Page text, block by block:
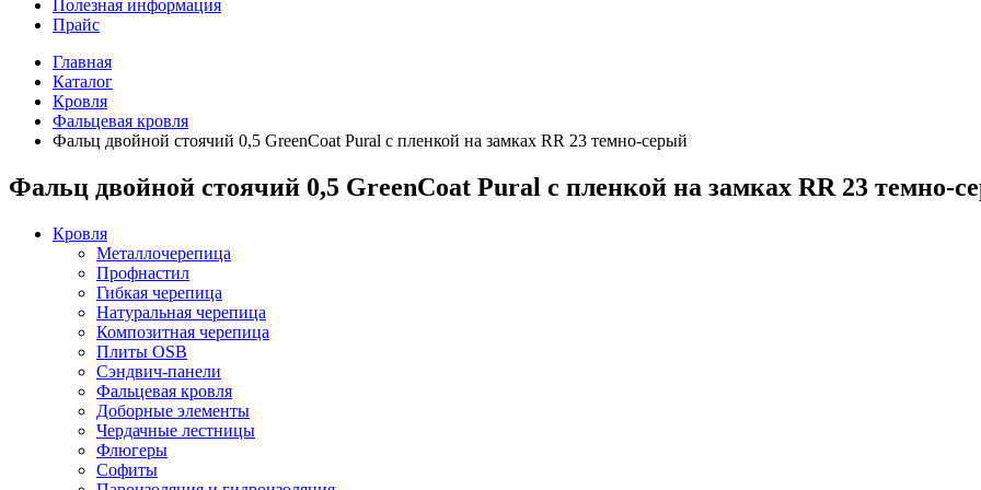
Полезная информация
Прайс
Главная
Каталог
Кровля
Фальцевая кровля
Фальц двойной стоячий 0,5 GreenCoat Pural с пленкой на замках RR 23 темно-серый
Фальц двойной стоячий 0,5 GreenCoat Pural с пленкой на замках RR 23 темно-
Кровля
Металлочерепица
Профнастил
Гибкая черепица
Натуральная черепица
Композитная черепица
Плиты OSB
Сэндвич-панели
Фальцевая кровля
Доборные элементы
Чердачные лестницы
Флюгеры
Софиты